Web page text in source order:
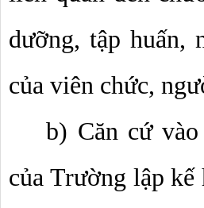
dưỡng, tập huấn,
của viên chức,
b) Căn cứ
của Trường lập kế